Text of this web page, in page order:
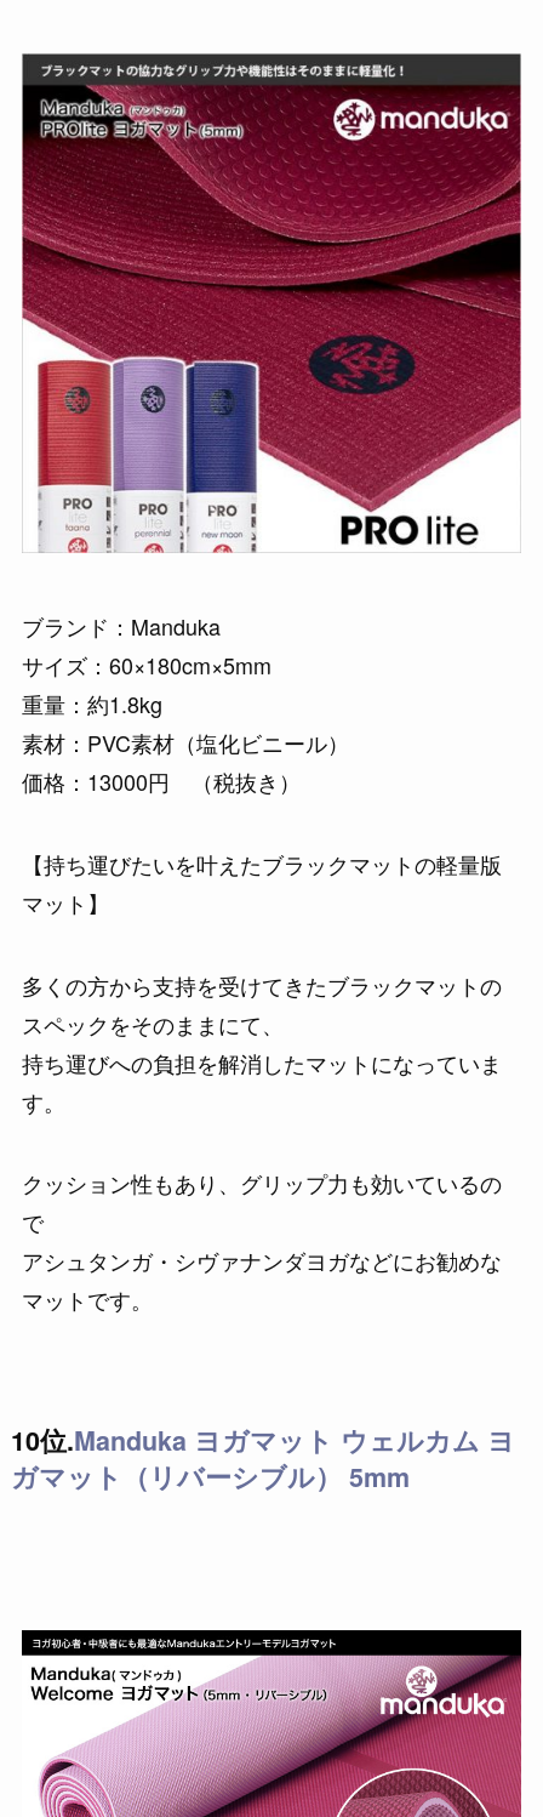
ブランド：Manduka
サイズ：60×180cm×5mm
重量：約1.8kg
素材：PVC素材（塩化ビニール）
価格：13000円 （税抜き）
【持ち運びたいを叶えたブラックマットの軽量版
マット】
多くの方から支持を受けてきたブラックマットの
スペックをそのままにて、
持ち運びへの負担を解消したマットになっていま
す。
クッション性もあり、グリップ力も効いているの
で
アシュタンガ・シヴァナンダヨガなどにお勧めな
マットです。
10位.Manduka ヨガマット ウェルカム ヨ
ガマット（リバーシブル） 5mm